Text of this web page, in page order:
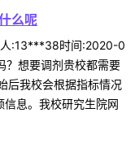
么呢
人:13***38时间:2020-0
？想要调剂贵校都需要
后我校会根据指标情况
息。我校研究生院网